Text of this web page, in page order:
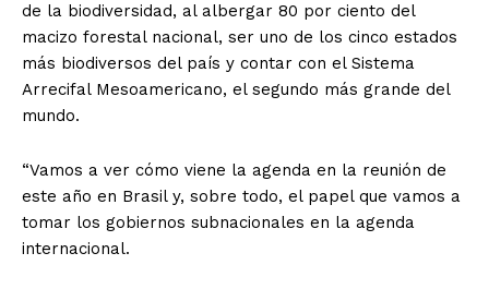
de la biodiversidad, al albergar 80 por ciento del
macizo forestal nacional, ser uno de los cinco estados
más biodiversos del país y contar con el Sistema
Arrecifal Mesoamericano, el segundo más grande del
mundo.
“Vamos a ver cómo viene la agenda en la reunión de
este año en Brasil y, sobre todo, el papel que vamos a
tomar los gobiernos subnacionales en la agenda
internacional.